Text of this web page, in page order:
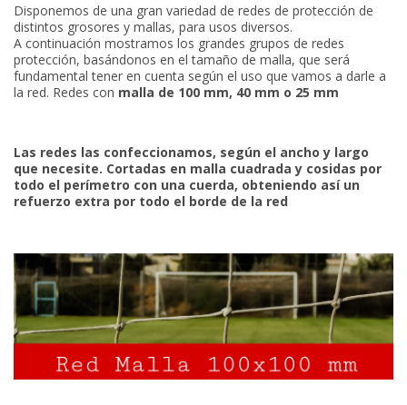
Disponemos de una gran variedad de redes de protección de
distintos grosores y mallas, para usos diversos.
A continuación mostramos los grandes grupos de redes
protección, basándonos en el tamaño de malla, que será
fundamental tener en cuenta según el uso que vamos a darle a
la red. Redes con malla de 100 mm, 40 mm o 25 mm
Las redes las confeccionamos, según el ancho y largo
que necesite. Cortadas en malla cuadrada y cosidas por
todo el perímetro con una cuerda, obteniendo así un
refuerzo extra por todo el borde de la red